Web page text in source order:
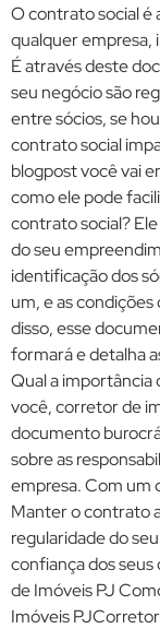
O contrato social é
qualquer empresa,
É através deste
seu negócio são
entre sócios, se
contrato social
blogpost você vai
como ele pode
contrato social?
do seu
identificação dos
um, e as
disso, esse
formará e detalha
Qual a importância
você, corretor de
documento
sobre as
empresa. Com um
Manter o contrato
regularidade do
confiança dos
de Imóveis PJ
Imóveis